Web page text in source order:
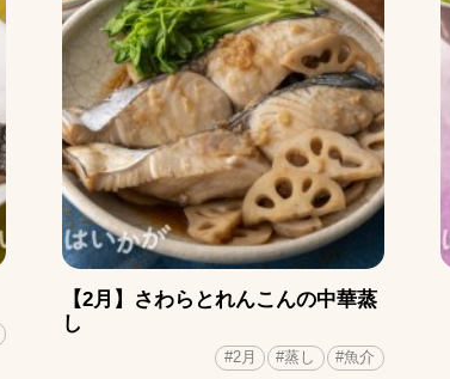
【2月】さわらとれんこんの中華蒸
し
#2月 #蒸し #魚介